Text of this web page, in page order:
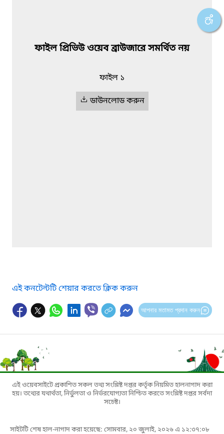
ফাইল প্রিভিউ ওয়েব ব্রাউজারে সমর্থিত নয়
ফাইল ১
ডাউনলোড করুন
এই কনটেন্টটি শেয়ার করতে ক্লিক করুন
আপনার মতামত প্রদান করুন
এই ওয়েবসাইটে প্রকাশিত সকল তথ্য সংশ্লিষ্ট দপ্তর কর্তৃক নিয়মিত হালনাগাদ করা
হয়। তথ্যের যথার্থতা, নির্ভুলতা ও নির্ভরযোগ্যতা নিশ্চিত করতে সংশ্লিষ্ট দপ্তর সর্বদা
সচেষ্ট।
সাইটটি শেষ হাল-নাগাদ করা হয়েছে: সোমবার, ২০ জুলাই, ২০২৬ এ ১২:৩৭:০৮